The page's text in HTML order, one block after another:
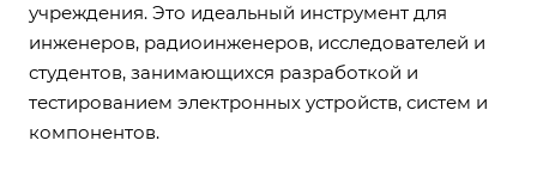
учреждения. Это идеальный инструмент для
инженеров, радиоинженеров, исследователей и
студентов, занимающихся разработкой и
тестированием электронных устройств, систем и
компонентов.